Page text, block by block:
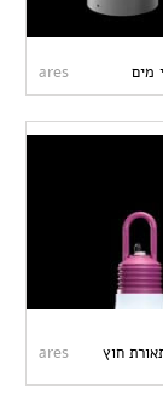
ares
ares